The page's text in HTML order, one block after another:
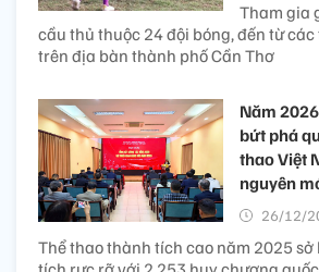
Tham gia
cầu thủ thuộc 24 đội bóng, đến từ
trên địa bàn thành phố Cần Thơ
Năm
bứt phá
thao Việt
nguyên
26/12/
Thể thao thành tích cao năm 2025